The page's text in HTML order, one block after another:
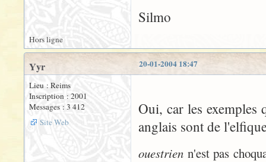
Silmo
Hors ligne
20-01-2004 18:47
Yyr
Lieu : Reims
Inscription : 2001
Messages : 3 412
Site Web
Oui, car les exemples
anglais sont de
ouestrien n'est pas